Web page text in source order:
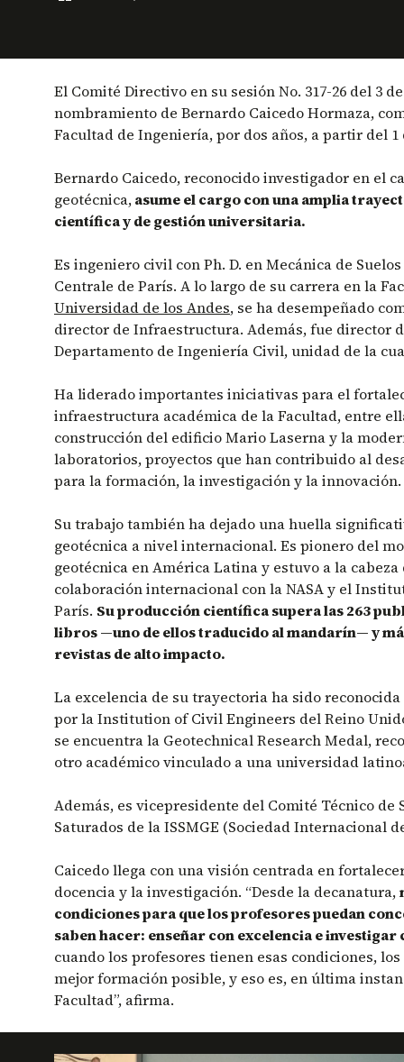
El Comité Directivo en su sesión No. 317-26 del 3
nombramiento de Bernardo Caicedo Hormaza,
Facultad de Ingeniería, por dos años, a partir del 1
Bernardo Caicedo, reconocido investigador en el
geotécnica,asume el cargo con una amplia
científica y de gestión universitaria.
Es ingeniero civil con Ph. D. en Mecánica de
Centrale de París. A lo largo de su carrera en la
Universidad de los Andes, se ha desempeñado
director de Infraestructura. Además, fue director
Departamento de Ingeniería Civil, unidad de la
Ha liderado importantes iniciativas para el
infraestructura académica de la Facultad, entre
construcción del edificio Mario Laserna y la
laboratorios, proyectos que han contribuido al
para la formación, la investigación y la innovación.
Su trabajo también ha dejado una huella
geotécnica a nivel internacional. Es pionero del
geotécnica en América Latina y estuvo a la cabeza
colaboración internacional con la NASA y el
París. Su producción científica supera las 263
libros —uno de ellos traducido al mandarín— y
revistas de alto impacto.
La excelencia de su trayectoria ha sido
por la Institution of Civil Engineers del Reino
se encuentra la Geotechnical Research Medal,
otro académico vinculado a una universidad
Además, es vicepresidente del Comité Técnico de
Saturados de la ISSMGE (Sociedad Internacional
Caicedo llega con una visión centrada en
docencia y la investigación. “Desde la decanatura,
condiciones para que los profesores puedan
saben hacer: enseñar con excelencia e investigar
cuando los profesores tienen esas condiciones,
mejor formación posible, y eso es, en última
Facultad”, afirma.